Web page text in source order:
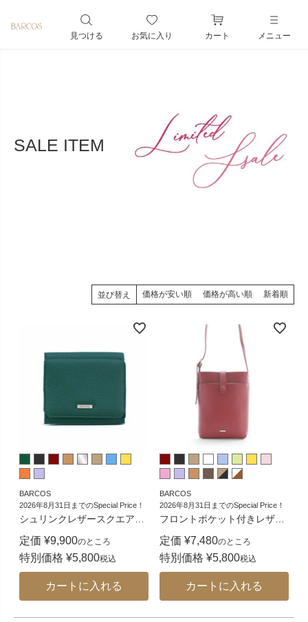
見つける お気に入り カート メニュー
SALE ITEM
BARCOS
2026年8月31日までのSpecial Price！
シュリンクレザースクエア
定価 ¥9,900のところ
特別価格 ¥5,800税込
カートに入れる
BARCOS
2026年8月31日までのSpecial Price！
フロントポケット付きレザ
定価 ¥7,480のところ
特別価格 ¥5,800税込
カートに入れる
並び替え 価格が安い順 価格が高い順 新着順